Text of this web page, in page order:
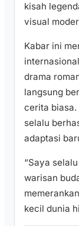
kisah
visual
Kabar ini
drama
langsung
cerita
selalu
adaptasi
“Saya
warisan
kecil dunia